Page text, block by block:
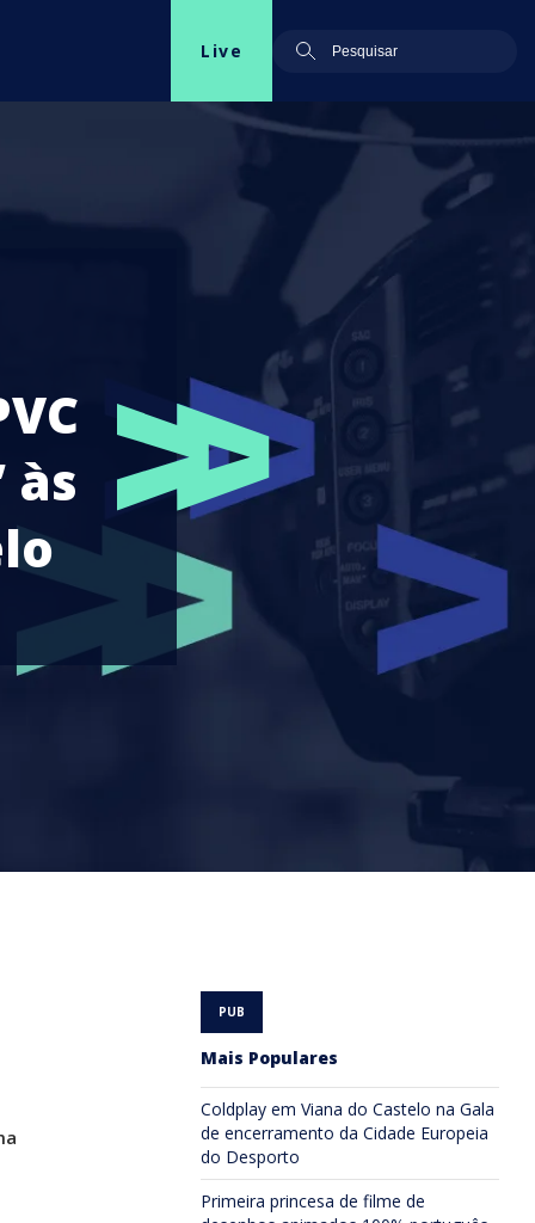
Live
às
Mais Populares
Coldplay em Viana do Castelo na Gala
de encerramento da Cidade Europeia
do Desporto
Primeira princesa de filme de